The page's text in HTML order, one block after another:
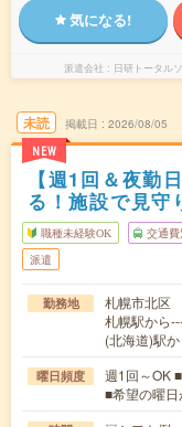
気になる!
派遣会社 日研トータル
未読
NEW
掲載日 2026/08/05
【週1回＆夜勤
る！施設で見守
職種未経験OK 交通費
派遣
勤務地
札幌市北区
札幌駅から
(北海道)駅
曜日頻度
週1回～OK
■希望の曜日